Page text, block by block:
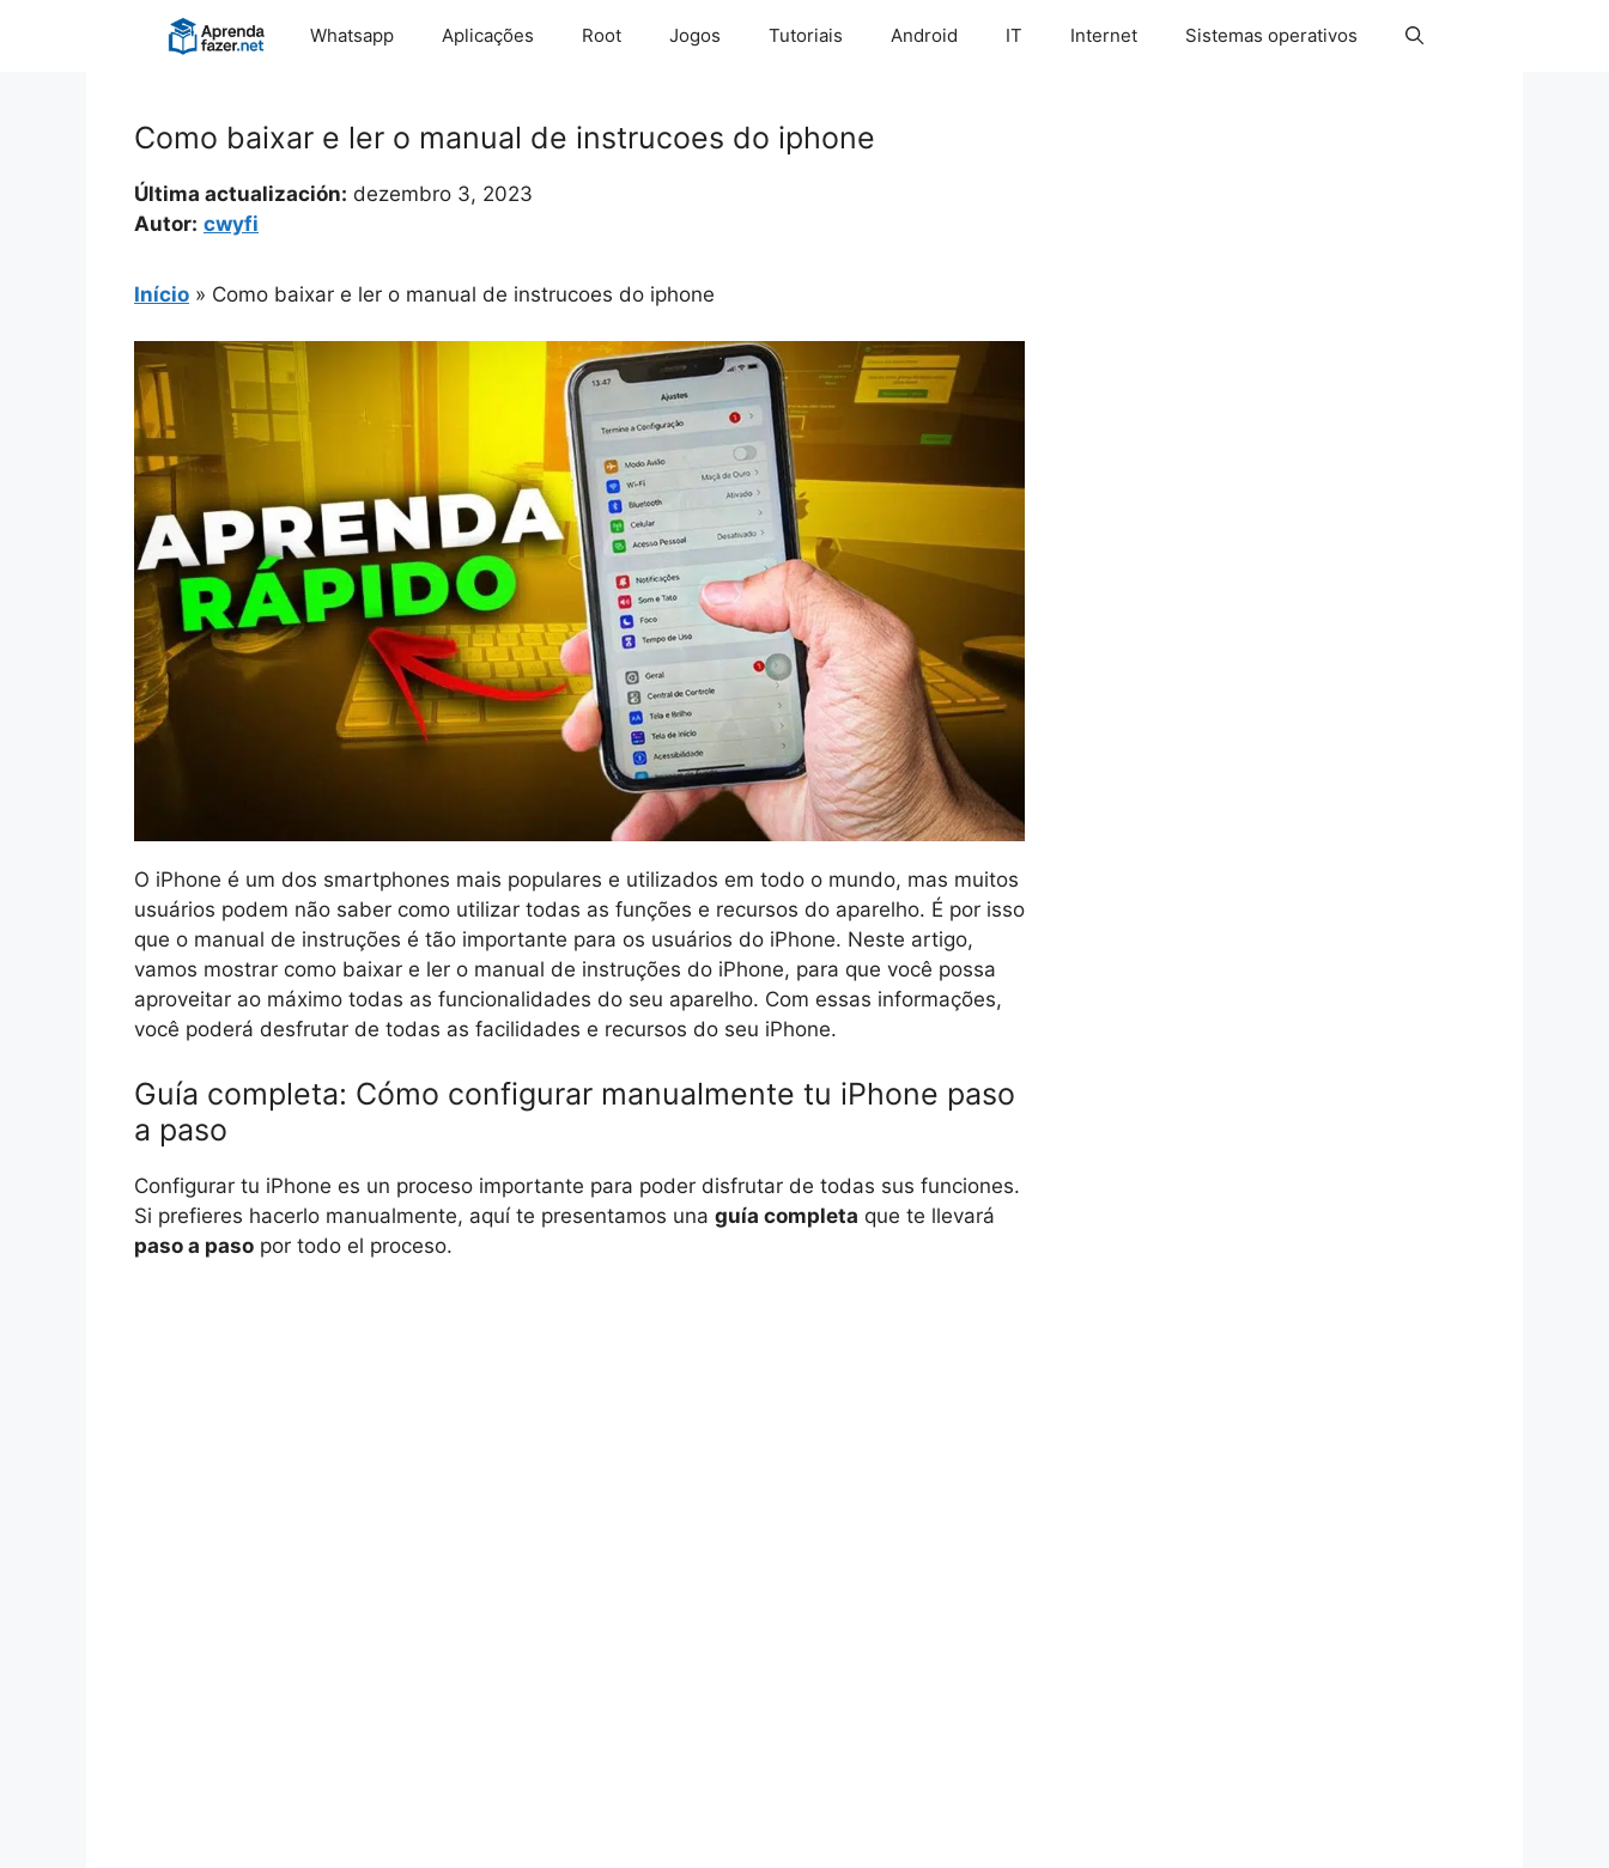
Whatsapp Aplicações Root Jogos Tutoriais Android IT Internet Sistemas operativos
Como baixar e ler o manual de instrucoes do iphone
Última actualización: dezembro 3, 2023
Autor: cwyfi
Início » Como baixar e ler o manual de instrucoes do iphone
O iPhone é um dos smartphones mais populares e utilizados em todo o mundo, mas muitos
usuários podem não saber como utilizar todas as funções e recursos do aparelho. É por isso
que o manual de instruções é tão importante para os usuários do iPhone. Neste artigo,
vamos mostrar como baixar e ler o manual de instruções do iPhone, para que você possa
aproveitar ao máximo todas as funcionalidades do seu aparelho. Com essas informações,
você poderá desfrutar de todas as facilidades e recursos do seu iPhone.
Guía completa: Cómo configurar manualmente tu iPhone paso
a paso
Configurar tu iPhone es un proceso importante para poder disfrutar de todas sus funciones.
Si prefieres hacerlo manualmente, aquí te presentamos una guía completa que te llevará
paso a paso por todo el proceso.